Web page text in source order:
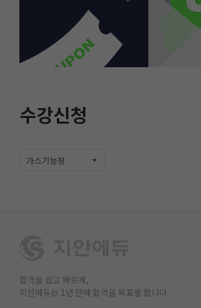
수강신청
가스기능장
합격을 쉽고 빠르게,
지안에듀는 1년 안에 합격을 목표를 합니다.